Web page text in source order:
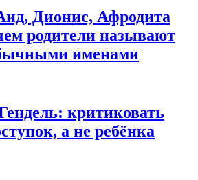
Дионис, Афродита
родители называют
именами
критиковать
а не ребёнка